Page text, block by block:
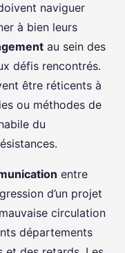
naviguer
à bien leurs
au sein des
défis rencontrés.
être réticents à
ou méthodes de
du
entre
d’un projet
circulation
départements